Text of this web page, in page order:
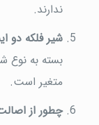
ندارند.
شیر فلکه دو
متغیر است.
چطور از